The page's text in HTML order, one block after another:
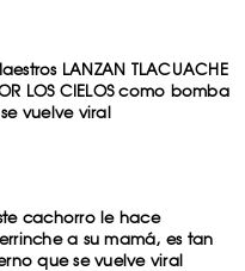
LANZAN TLACUACHE
LOS CIELOS como bomba
vuelve viral
cachorro le hace
a su mamá, es tan
que se vuelve viral